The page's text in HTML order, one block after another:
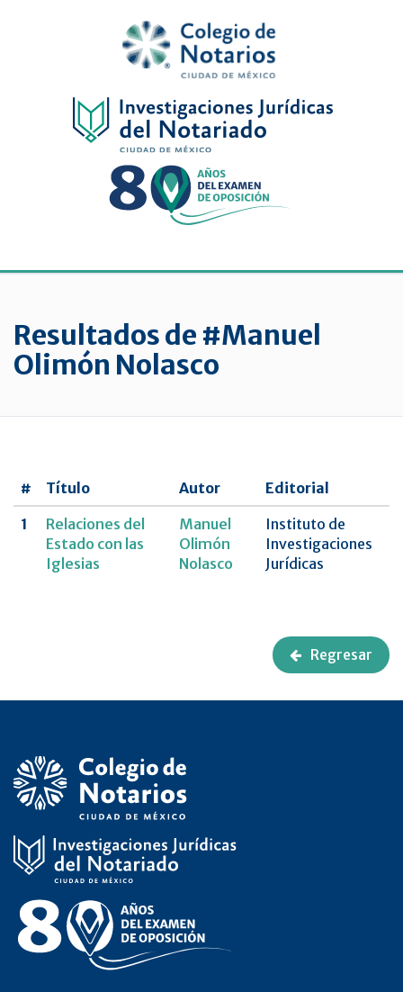
Jurídica
virtual
UNAM
CNCDMX,Nueva
época
Resultados de #Manuel
Olimón Nolasco
# Título Autor
Editorial
1
Relaciones del
Estado con las
Iglesias
Manuel
Olimón
Nolasco
Instituto de
Investigaciones
Jurídicas
Regresar